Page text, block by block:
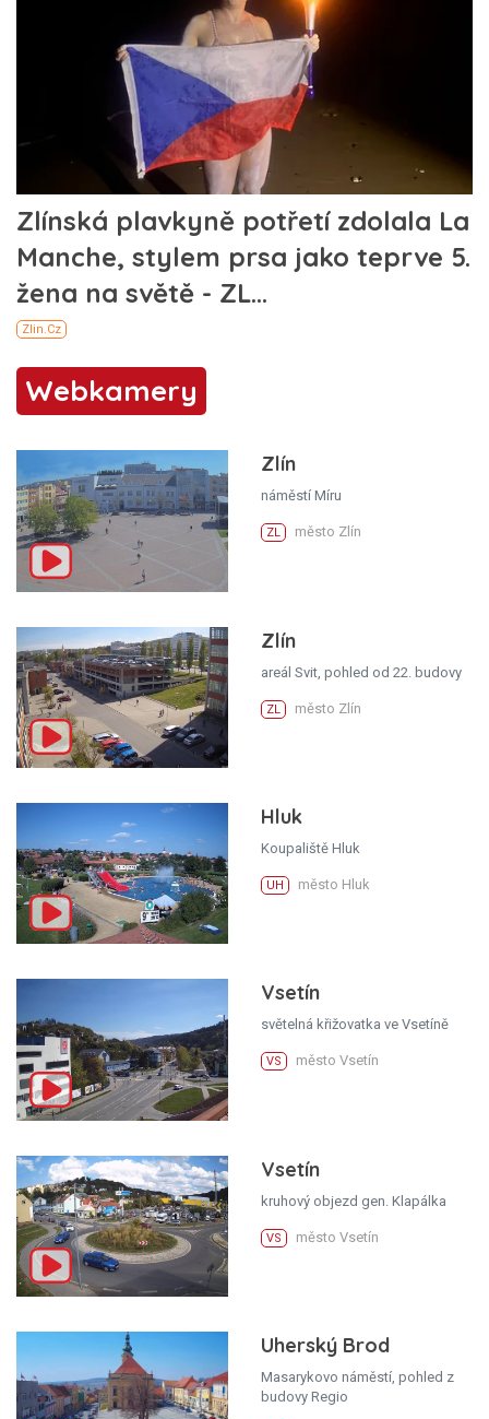
Webkamery
Zlín
náměstí Míru
ZL město Zlín
Zlín
areál Svit, pohled od 22. budovy
ZL město Zlín
Hluk
Koupaliště Hluk
UH město Hluk
Vsetín
světelná křižovatka ve Vsetíně
VS město Vsetín
Vsetín
kruhový objezd gen. Klapálka
VS město Vsetín
Uherský Brod
Masarykovo náměstí, pohled z
budovy Regio